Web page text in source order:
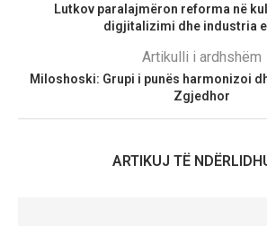
Lutkov paralajmëron reforma në
digjitalizimi dhe industria
Artikulli i ardhshëm
Miloshoski: Grupi i punës harmonizoi
Zgjedhor
ARTIKUJ TË